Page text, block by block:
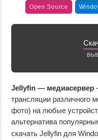
Open Source
Jellyfin — медиасервер
трансляции различного
фото) на любые
альтернатива
скачать Jellyfin для